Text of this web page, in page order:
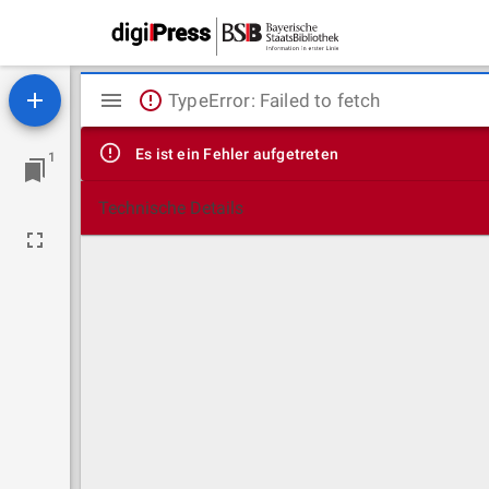
1
Mirador
Viewer
TypeError: Failed to fetch
Es ist ein Fehler aufgetreten
Technische Details